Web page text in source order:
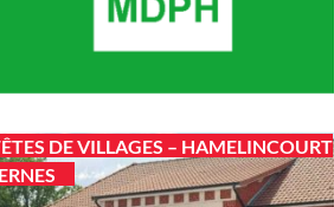
DE VILLAGES – HAMELINCOURT